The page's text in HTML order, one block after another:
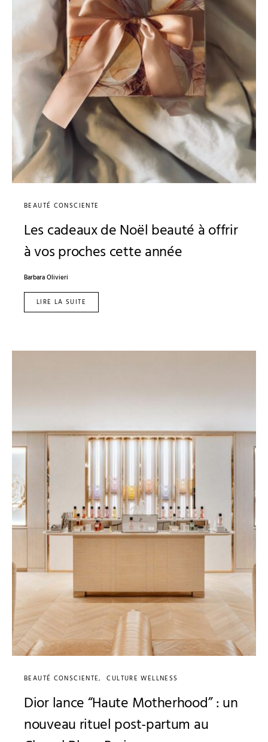
BEAUTÉ CONSCIENTE
Les cadeaux de Noël beauté à offrir
à vos proches cette année
Barbara Olivieri
LIRE LA SUITE
BEAUTÉ CONSCIENTE CULTURE WELLNESS
Dior lance “Haute Motherhood” : un
nouveau rituel post-partum au